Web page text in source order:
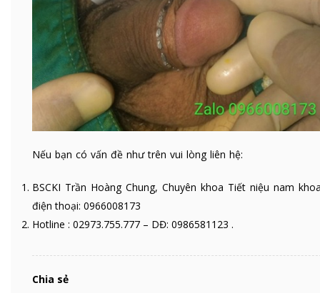
Nếu bạn có vấn đề như trên vui lòng liên hệ:
BSCKI Trần Hoàng Chung, Chuyên khoa Tiết niệu nam
điện thoại: 0966008173
Hotline : 02973.755.777 – DĐ: 0986581123 .
Chia sẻ